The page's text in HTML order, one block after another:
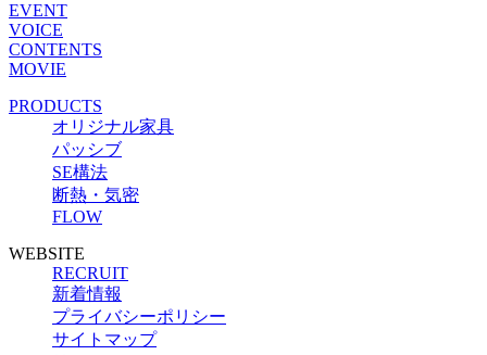
EVENT
VOICE
CONTENTS
MOVIE
PRODUCTS
オリジナル家具
パッシブ
SE構法
断熱・気密
FLOW
WEBSITE
RECRUIT
新着情報
プライバシーポリシー
サイトマップ